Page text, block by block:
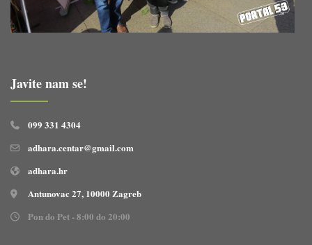
Javite nam se!
099 331 4304
adhara.centar@gmail.com
adhara.hr
Antunovac 27, 10000 Zagreb
Pon do Pet - 8:00 do 20:00